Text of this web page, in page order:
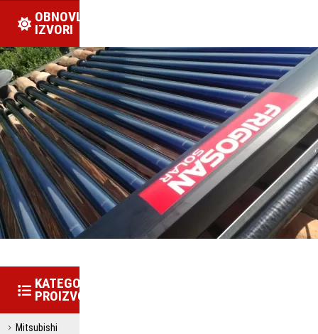
OBNOVLJIVI
IZVORI
KATEGORIJE
PROIZVODA
Mitsubishi